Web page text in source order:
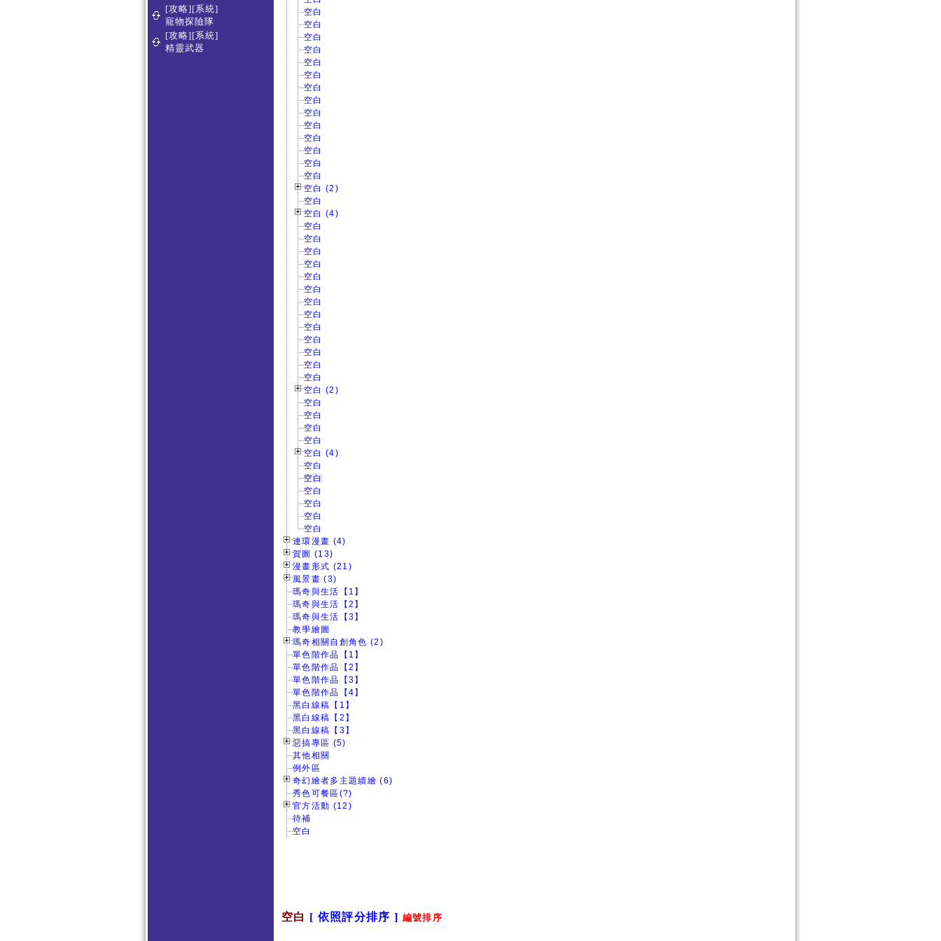
[攻略][系統]
寵物探險隊
[攻略][系統]
精靈武器
空白
空白
空白
空白
空白
空白
空白
空白
空白
空白
空白
空白
空白
空白
空白 (2)
空白
空白 (4)
空白
空白
空白
空白
空白
空白
空白
空白
空白
空白
空白
空白
空白
空白 (2)
空白
空白
空白
空白
空白 (4)
空白
空白
空白
空白
空白
空白
連環漫畫 (4)
賀圖 (13)
漫畫形式 (21)
風景畫 (3)
瑪奇與生活【1】
瑪奇與生活【2】
瑪奇與生活【3】
教學繪圖
瑪奇相關自創角色 (2)
單色階作品【1】
單色階作品【2】
單色階作品【3】
單色階作品【4】
黑白線稿【1】
黑白線稿【2】
黑白線稿【3】
惡搞專區 (5)
其他相關
例外區
奇幻繪者多主題續繪 (6)
秀色可餐區(?)
官方活動 (12)
待補
空白
空白 [ 依照評分排序 ] 編號排序